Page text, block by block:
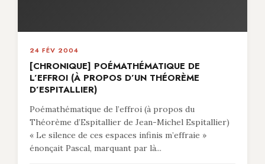
24 FÉV 2004
[CHRONIQUE] POÉMATHÉMATIQUE DE
L’EFFROI (À PROPOS D’UN THÉORÈME
D’ESPITALLIER)
Poémathématique de l’effroi (à propos du
Théorème d’Espitallier de Jean-Michel Espitallier)
« Le silence de ces espaces infinis m’effraie »
énonçait Pascal, marquant par là...